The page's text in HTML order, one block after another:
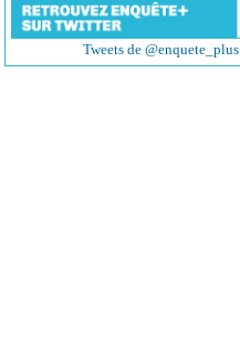
Tweets de @enquete_plus